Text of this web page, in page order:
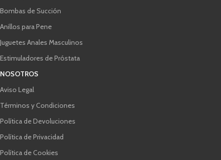
Bombas de Succión
Anillos para Pene
Juguetes Anales Masculinos
Estimuladores de Próstata
NOSOTROS
Aviso Legal
Términos y Condiciones
Política de Devoluciones
Política de Privacidad
Política de Cookies